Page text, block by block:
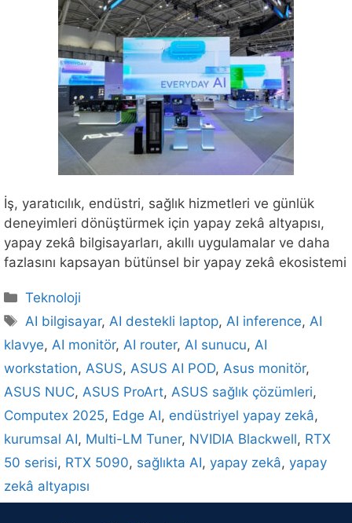
İş, yaratıcılık, endüstri, sağlık hizmetleri ve günlük
deneyimleri dönüştürmek için yapay zekâ altyapısı,
yapay zekâ bilgisayarları, akıllı uygulamalar ve daha
fazlasını kapsayan bütünsel bir yapay zekâ ekosistemi
Kategoriler
Teknoloji
Etiketler
AI bilgisayar,AI destekli laptop,AI inference,AI
klavye, AI monitör, AI router, AI sunucu, AI
workstation, ASUS, ASUS AI POD, Asus monitör,
ASUS NUC, ASUS ProArt, ASUS sağlık çözümleri,
Computex 2025, Edge AI, endüstriyel yapay zekâ,
kurumsal AI, Multi-LM Tuner, NVIDIA Blackwell, RTX
50 serisi, RTX 5090, sağlıkta AI, yapay zekâ, yapay
zekâ altyapısı